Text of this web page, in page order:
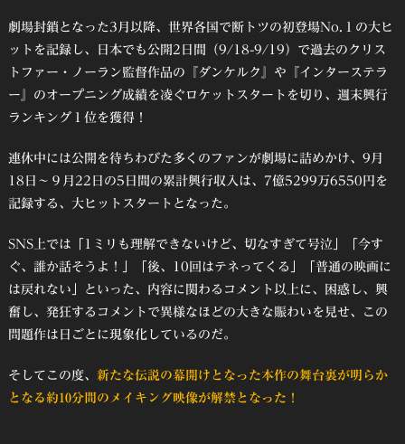
劇場封鎖となった3月以降、世界各国で断トツの初登場No.１の大ヒ
ットを記録し、日本でも公開2日間（9/18-9/19）で過去のクリス
トファー・ノーラン監督作品の『ダンケルク』や『インターステラ
ー』のオープニング成績を凌ぐロケットスタートを切り、週末興行
ランキング１位を獲得！
連休中には公開を待ちわびた多くのファンが劇場に詰めかけ、9月
18日～９月22日の5日間の累計興行収入は、7億5299万6550円を
記録する、大ヒットスタートとなった。
SNS上では「1ミリも理解できないけど、切なすぎて号泣」「今す
ぐ、誰か話そうよ！」「後、10回はテネってくる」「普通の映画に
は戻れない」といった、内容に関わるコメント以上に、困惑し、興
奮し、発狂するコメントで異様なほどの大きな賑わいを見せ、この
問題作は日ごとに現象化しているのだ。
そしてこの度、 新たな伝説の幕開けとなった本作の舞台裏が明らか
となる約10分間のメイキング映像が解禁となった！